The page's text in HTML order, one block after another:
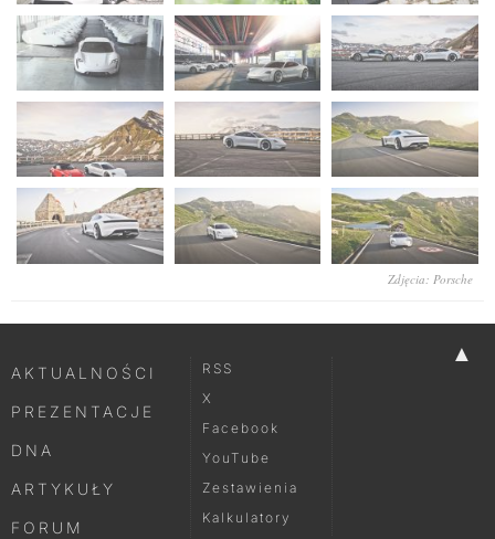
Zdjęcia: Porsche
▲
AKTUALNOŚCI
PREZENTACJE
DNA
ARTYKUŁY
FORUM
RSS
X
Facebook
YouTube
Zestawienia
Kalkulatory